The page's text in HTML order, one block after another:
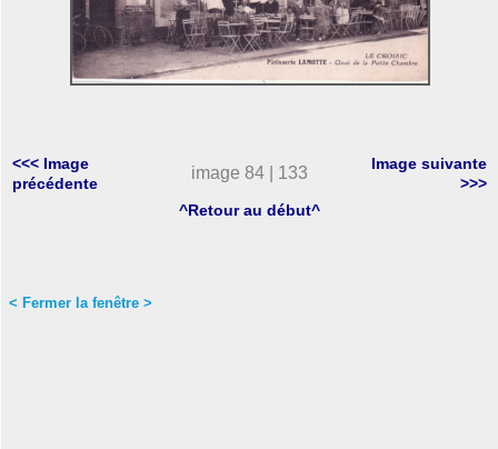
<<< Image
précédente
image 84 | 133
Image suivante
>>>
^Retour au début^
< Fermer la fenêtre >